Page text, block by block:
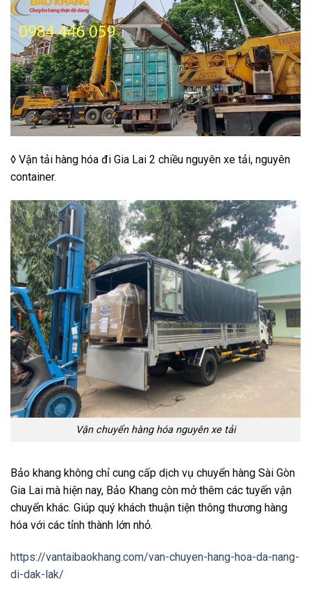
◊ Vận tải hàng hóa đi Gia Lai 2 chiều nguyên xe tải, nguyên
container.
Vận chuyển hàng hóa nguyên xe tải
Bảo khang không chỉ cung cấp dịch vụ chuyển hàng Sài Gòn
Gia Lai mà hiện nay, Bảo Khang còn mở thêm các tuyến vận
chuyển khác. Giúp quý khách thuận tiện thông thương hàng
hóa với các tỉnh thành lớn nhỏ.
https://vantaibaokhang.com/van-chuyen-hang-hoa-da-nang-
di-dak-lak/